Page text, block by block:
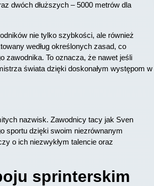
dwóch dłuższych – 5000 metrów dla
nie tylko szybkości, ale również
według określonych zasad, co
zawodnika. To oznacza, że nawet jeśli
świata dzięki doskonałym występom w
nazwisk. Zawodnicy tacy jak Sven
sportu dzięki swoim niezrównanym
o ich niezwykłym talencie oraz
sprinterskim